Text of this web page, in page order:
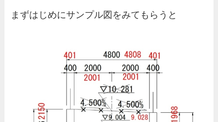
まずはじめにサンプル図をみてもらうと